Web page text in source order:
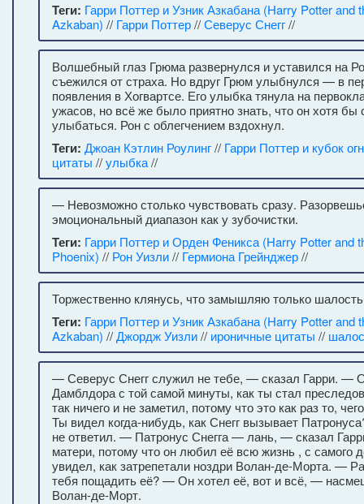
Теги: Гарри Поттер и Узник Азкабана (Harry Potter and
Azkaban) // Гарри Поттер//Северус Снегг//
Волшебный глаз Грюма развернулся и уставился на
съежился от страха. Но вдруг Грюм улыбнулся — в
появления в Хогвартсе. Его улыбка тянула на
ужасов, но всё же было приятно знать, что он хотя бы
улыбаться. Рон с облегчением вздохнул.
Теги: Джоан Кэтлин Роулинг// Гарри Поттер и кубок
цитаты //улыбка//
— Невозможно столько чувствовать сразу.
эмоциональный диапазон как у зубочистки.
Теги: Гарри Поттер и Орден Феникса (Harry Potter and
Phoenix) // Рон Уизли// Гермиона Грейнджер//
Торжественно клянусь, что замышляю только
Теги: Гарри Поттер и Узник Азкабана (Harry Potter and
Azkaban) //Джордж Уизли// ироничные цитаты //
— Северус Снегг служил не тебе, — сказал Гарри. —
Дамблдора с той самой минуты, как ты стал
так ничего и не заметил, потому что это как раз то,
Ты видел когда-нибудь, как Снегг вызывает
не ответил. — Патронус Снегга — лань, — сказал
матери, потому что он любил её всю жизнь , с самого
увидел, как затрепетали ноздри Волан-де-Морта. —
тебя пощадить её? — Он хотел её, вот и всё, —
Волан-де-Морт.